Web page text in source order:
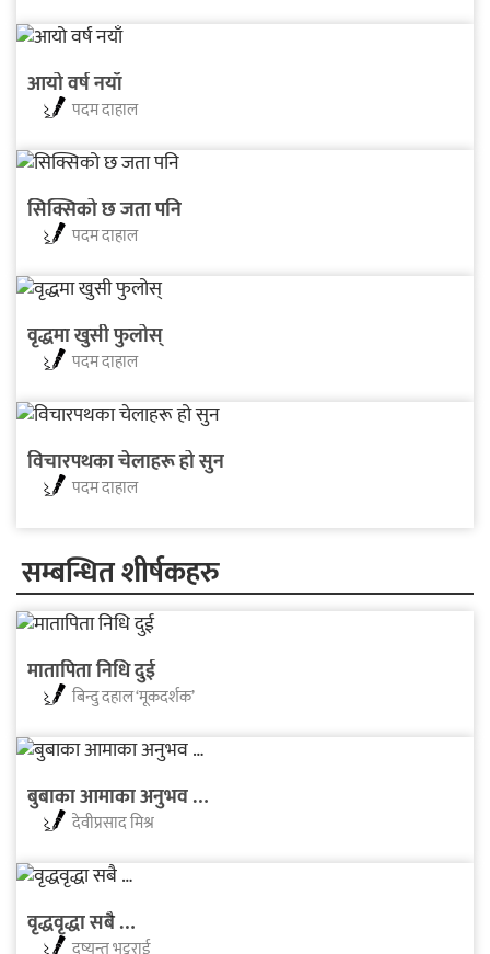
आयो वर्ष नयाँ
पदम दाहाल
सिक्सिको छ जता पनि
पदम दाहाल
वृद्धमा खुसी फुलोस्‌
पदम दाहाल
विचारपथका चेलाहरू हो सुन
पदम दाहाल
सम्बन्धित शीर्षकहरु
मातापिता निधि दुई
बिन्दु दहाल ‘मूकदर्शक’
बुबाका आमाका अनुभव …
देवीप्रसाद मिश्र
वृद्धवृद्धा सबै …